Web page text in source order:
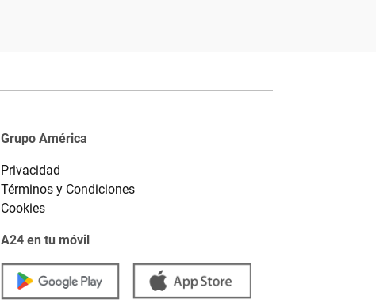
Grupo América
Privacidad
Términos y Condiciones
Cookies
A24 en tu móvil